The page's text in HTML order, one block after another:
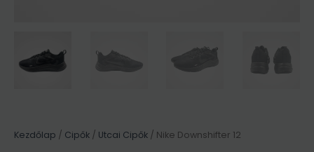
Kezdőlap / Cipők / Utcai Cipők / Nike Downshifter 12